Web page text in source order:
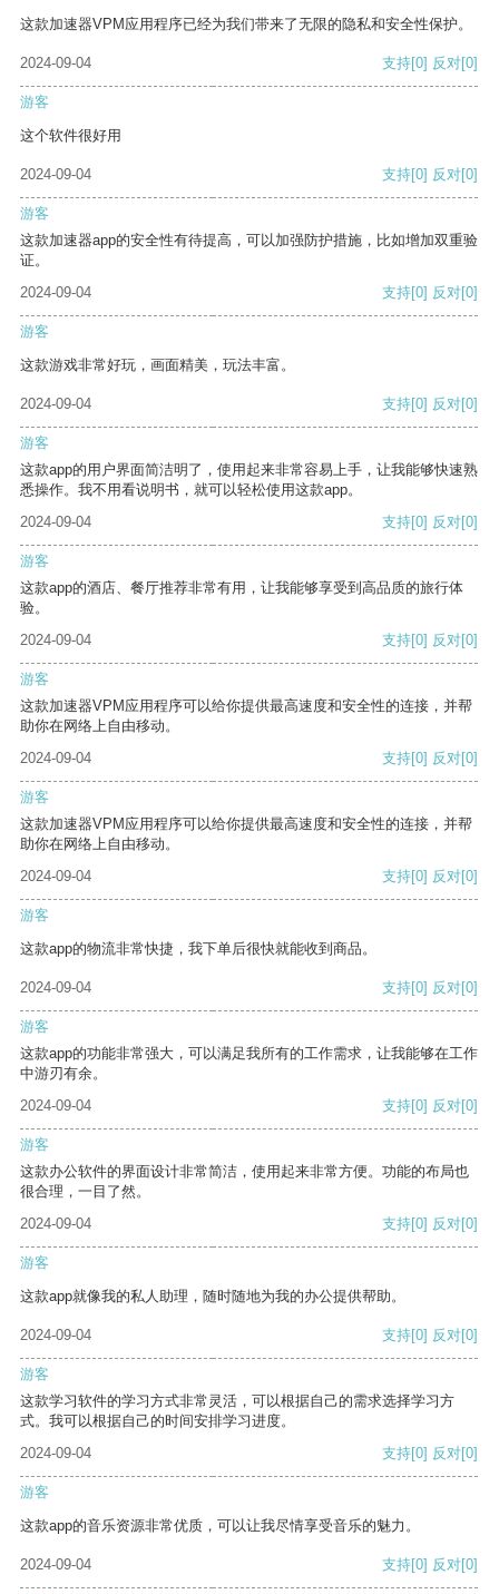
这款加速器VPM应用程序已经为我们带来了无限的隐私和安全性保护。
2024-09-04 支持[0] 反对[0]
游客
这个软件很好用
2024-09-04 支持[0] 反对[0]
游客
这款加速器app的安全性有待提高，可以加强防护措施，比如增加双重验
证。
2024-09-04
支持[0] 反对[0]
游客
这款游戏非常好玩，画面精美，玩法丰富。
2024-09-04 支持[0] 反对[0]
游客
这款app的用户界面简洁明了，使用起来非常容易上手，让我能够快速熟
悉操作。我不用看说明书，就可以轻松使用这款app。
2024-09-04
支持[0] 反对[0]
游客
这款app的酒店、餐厅推荐非常有用，让我能够享受到高品质的旅行体
验。
2024-09-04
支持[0] 反对[0]
游客
这款加速器VPM应用程序可以给你提供最高速度和安全性的连接，并帮
助你在网络上自由移动。
2024-09-04
支持[0] 反对[0]
游客
这款加速器VPM应用程序可以给你提供最高速度和安全性的连接，并帮
助你在网络上自由移动。
2024-09-04
支持[0] 反对[0]
游客
这款app的物流非常快捷，我下单后很快就能收到商品。
2024-09-04 支持[0] 反对[0]
游客
这款app的功能非常强大，可以满足我所有的工作需求，让我能够在工作
中游刃有余。
2024-09-04
支持[0] 反对[0]
游客
这款办公软件的界面设计非常简洁，使用起来非常方便。功能的布局也
很合理，一目了然。
2024-09-04
支持[0] 反对[0]
游客
这款app就像我的私人助理，随时随地为我的办公提供帮助。
2024-09-04 支持[0] 反对[0]
游客
这款学习软件的学习方式非常灵活，可以根据自己的需求选择学习方
式。我可以根据自己的时间安排学习进度。
2024-09-04
支持[0] 反对[0]
游客
这款app的音乐资源非常优质，可以让我尽情享受音乐的魅力。
2024-09-04 支持[0] 反对[0]